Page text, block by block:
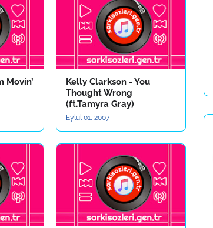
Movin’
Kelly Clarkson - You
Thought Wrong
(ft.Tamyra Gray)
Eylül 01, 2007